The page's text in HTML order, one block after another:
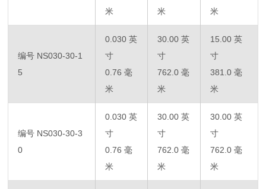
米
米
米
编号 NS030-30-1
5
0.030 英
寸
0.76 毫
米
30.00 英
寸
762.0 毫
米
15.00 英
寸
381.0 毫
米
编号 NS030-30-3
0
0.030 英
寸
0.76 毫
米
30.00 英
寸
762.0 毫
米
30.00 英
寸
762.0 毫
米